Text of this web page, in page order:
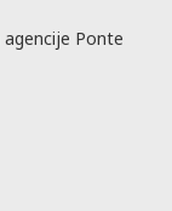
agencije Ponte